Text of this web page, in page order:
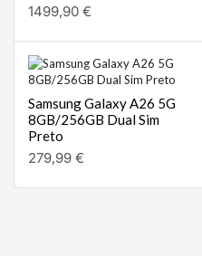
1499,90 €
Samsung Galaxy A26 5G
8GB/256GB Dual Sim
Preto
279,99 €